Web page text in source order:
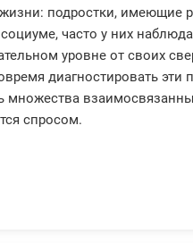
подростки, имеющие
часто у них
уровне от своих
диагностировать
множества
спросом.